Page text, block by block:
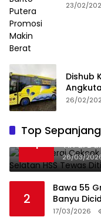
23/02/
Dishub
26/02/
Top
1
Niat
Tiri di
26/03/
2
Bawa 55
Banyu
17/03/2026